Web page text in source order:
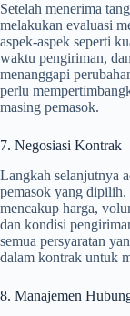
Setelah menerima
melakukan evaluasi
aspek-aspek seperti
waktu pengiriman,
menanggapi
perlu
masing pemasok.
7. Negosiasi Kontrak
Langkah selanjutnya
pemasok yang
mencakup harga,
dan kondisi
semua persyaratan
dalam kontrak untuk
8. Manajemen